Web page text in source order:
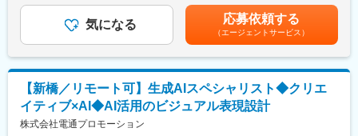
時間/日。育児・介護支援や福利厚生も充実
■想定されるキャリアパス
アートディレクターとして専門性を高めるほか、クリエイティブ
ディレクターやプロジェクトリーダーなど多様な成長機会あり
■企業の特徴/魅力
「人の心を動かすクリエイティビティ」と「DX設計・開発力」を
融合し、クライアントの価値創造を牽引します
ブランドの「出面」全体を担う役割。
単なる制作担当ではなく、
とを期待しています。
すでにある指示をこなすだけの仕事ではありません。
や経験に応じて決定します。■昇給：あり■賞与：あり（業績に応
じて年2回）賃金はあくまでも目安の金額であり、選考を通じて上
下する可能性があります。月給(月額)は固定手当を含めた表記で
す。
気になる 応募依頼する
（エージェントサービス）
【新橋／リモート可】生成AIスペシャリスト◆クリエ
イティブ×AI◆AI活用のビジュアル表現設計
株式会社電通プロモーション